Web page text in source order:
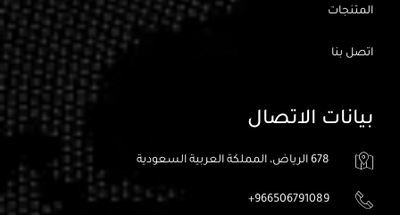
المتنجات
اتصل بنا
بيانات الاتصال
678 الرياض، المملكة العربية السعودية
966506791089+